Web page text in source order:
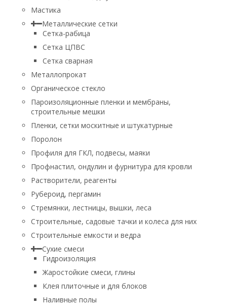
Мастика
Металлические сетки
Сетка-рабица
Сетка ЦПВС
Сетка сварная
Металлопрокат
Органическое стекло
Пароизоляционные пленки и мембраны,
строительные мешки
Пленки, сетки москитные и штукатурные
Поролон
Профиля для ГКЛ, подвесы, маяки
Профнастил, ондулин и фурнитура для кровли
Растворители, реагенты
Рубероид, пергамин
Стремянки, лестницы, вышки, леса
Строительные, садовые тачки и колеса для них
Строительные емкости и ведра
Сухие смеси
Гидроизоляция
Жаростойкие смеси, глины
Клея плиточные и для блоков
Наливные полы